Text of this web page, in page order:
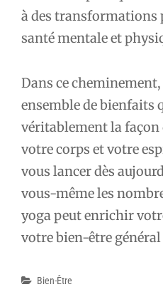
à des transformations
santé mentale et
Dans ce
ensemble de bienfaits
véritablement la façon
votre corps et votre
vous lancer dès
vous-même les
yoga peut enrichir
votre bien-être général
Catégories
Bien-Être